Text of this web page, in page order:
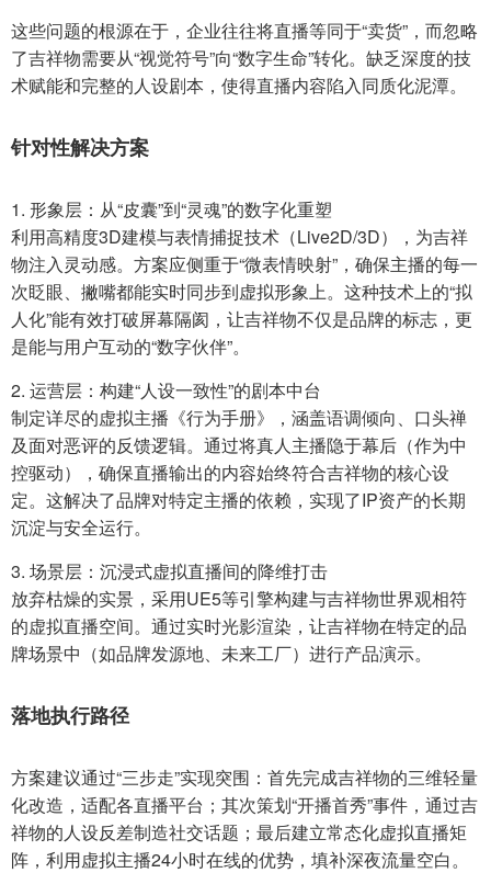
这些问题的根源在于，企业往往将直播等同于“卖货”，而忽略
了吉祥物需要从“视觉符号”向“数字生命”转化。缺乏深度的技
术赋能和完整的人设剧本，使得直播内容陷入同质化泥潭。
针对性解决方案
1. 形象层：从“皮囊”到“灵魂”的数字化重塑
利用高精度3D建模与表情捕捉技术（Live2D/3D），为吉祥
物注入灵动感。方案应侧重于“微表情映射”，确保主播的每一
次眨眼、撇嘴都能实时同步到虚拟形象上。这种技术上的“拟
人化”能有效打破屏幕隔阂，让吉祥物不仅是品牌的标志，更
是能与用户互动的“数字伙伴”。
2. 运营层：构建“人设一致性”的剧本中台
制定详尽的虚拟主播《行为手册》，涵盖语调倾向、口头禅
及面对恶评的反馈逻辑。通过将真人主播隐于幕后（作为中
控驱动），确保直播输出的内容始终符合吉祥物的核心设
定。这解决了品牌对特定主播的依赖，实现了IP资产的长期
沉淀与安全运行。
3. 场景层：沉浸式虚拟直播间的降维打击
放弃枯燥的实景，采用UE5等引擎构建与吉祥物世界观相符
的虚拟直播空间。通过实时光影渲染，让吉祥物在特定的品
牌场景中（如品牌发源地、未来工厂）进行产品演示。
落地执行路径
方案建议通过“三步走”实现突围：首先完成吉祥物的三维轻量
化改造，适配各直播平台；其次策划“开播首秀”事件，通过吉
祥物的人设反差制造社交话题；最后建立常态化虚拟直播矩
阵，利用虚拟主播24小时在线的优势，填补深夜流量空白。